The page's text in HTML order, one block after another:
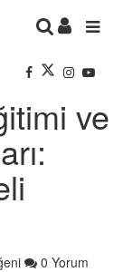
ve
0 Yorum